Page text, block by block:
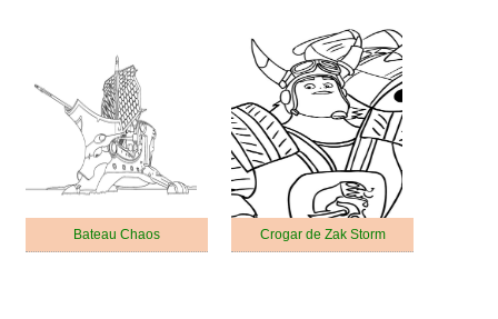
Bateau Chaos Crogar de Zak Storm